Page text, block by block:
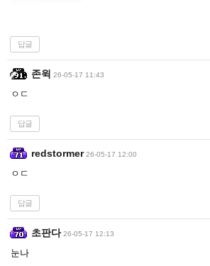
답글
존윅 26-05-17 11:43
ㅇㄷ
답글
redstormer 26-05-17 12:00
ㅇㄷ
답글
초판다 26-05-17 12:13
눈나